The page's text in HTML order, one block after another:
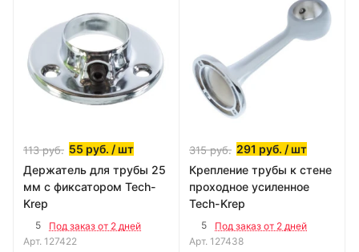
113руб. 55 руб. / шт
Держатель для трубы 25
мм с фиксатором Tech-
Krep
5
Под заказ от 2 дней
Арт. 127422
315руб. 291 руб. / шт
Крепление трубы к стене
проходное усиленное
Tech-Krep
5
Под заказ от 2 дней
Арт. 127438